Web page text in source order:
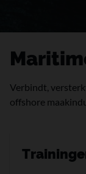
Verbindt,
offshore